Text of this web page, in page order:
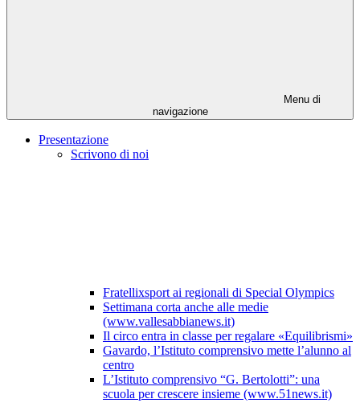
Menu di
navigazione
Presentazione
Scrivono di noi
Fratellixsport ai regionali di Special Olympics
Settimana corta anche alle medie
(www.vallesabbianews.it)
Il circo entra in classe per regalare «Equilibrismi»
Gavardo, l’Istituto comprensivo mette l’alunno al
centro
L’Istituto comprensivo “G. Bertolotti”: una
scuola per crescere insieme (www.51news.it)